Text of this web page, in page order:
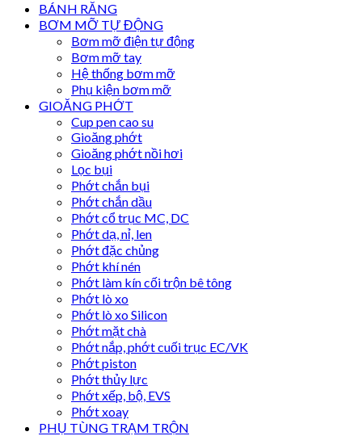
BÁNH RĂNG
BƠM MỠ TỰ ĐỘNG
Bơm mỡ điện tự động
Bơm mỡ tay
Hệ thống bơm mỡ
Phụ kiện bơm mỡ
GIOĂNG PHỚT
Cup pen cao su
Gioăng phớt
Gioăng phớt nồi hơi
Lọc bụi
Phớt chắn bụi
Phớt chắn dầu
Phớt cổ trục MC, DC
Phớt dạ, nỉ, len
Phớt đặc chủng
Phớt khí nén
Phớt làm kín cối trộn bê tông
Phớt lò xo
Phớt lò xo Silicon
Phớt mặt chà
Phớt nắp, phớt cuối trục EC/VK
Phớt piston
Phớt thủy lực
Phớt xếp, bộ, EVS
Phớt xoay
PHỤ TÙNG TRẠM TRỘN